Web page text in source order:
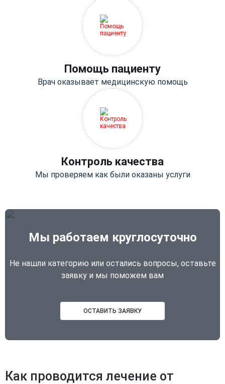
Помощь пациенту
Врач оказывает медицинскую помощь
Контроль качества
Мы проверяем как были оказаны услуги
Мы работаем круглосуточно
Не нашли категорию или остались вопросы, оставьте
заявку и мы поможем вам
ОСТАВИТЬ ЗАЯВКУ
Как проводится лечение от